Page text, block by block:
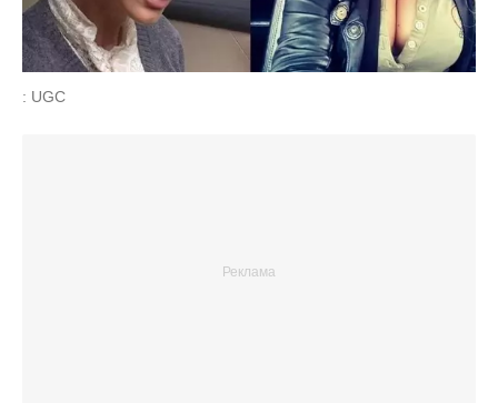
: UGC